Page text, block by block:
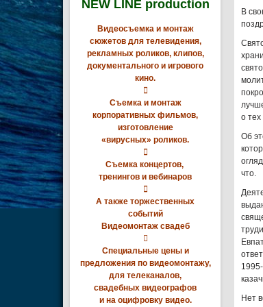
NEW LINE production
Видеосъемка и монтаж
сюжетов для телевидения,
рекламных роликов, клипов,
документального и игрового
кино.

Съемка и монтаж
корпоративных фильмов,
изготовление
«вирусных» роликов.

Съемка концертов,
тренингов и вебинаров

А также торжественных
событий
Видеомонтаж свадеб

Специальные цены и
предложения по видеомонтажу,
для телеканалов,
свадебных видеографов
и на оцифровку видео.
В
о
Об
что.
Нет